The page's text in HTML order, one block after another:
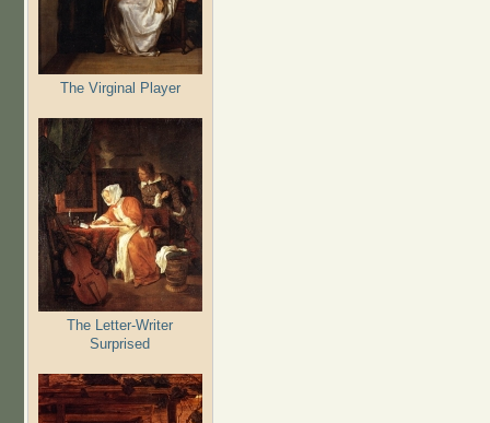
The Virginal Player
The Letter-Writer
Surprised